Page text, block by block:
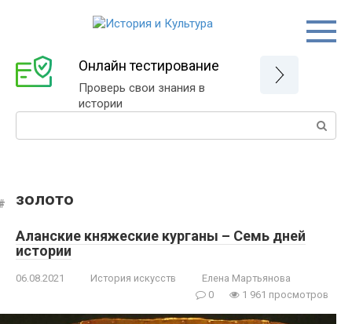
Онлайн тестирование
Проверь свои знания в
истории
Поиск:
золото
Аланские княжеские курганы – Семь дней
истории
06.08.2021 История искусств
Елена Мартьянова
0
1 961 просмотров